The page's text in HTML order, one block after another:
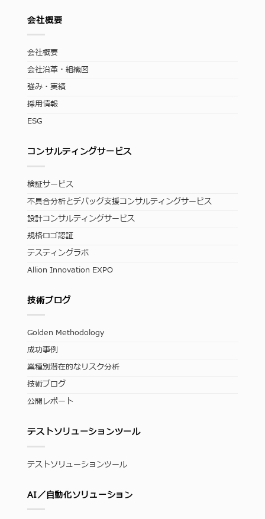
会社概要
会社概要
会社沿革・組織図
強み・実績
採用情報
ESG
コンサルティングサービス
検証サービス
不具合分析とデバッグ支援コンサルティングサービス
設計コンサルティングサービス
規格ロゴ認証
テスティングラボ
Allion Innovation EXPO
技術ブログ
Golden Methodology
成功事例
業種別潜在的なリスク分析
技術ブログ
公開レポート
テストソリューションツール
テストソリューションツール
AI／自動化ソリューション